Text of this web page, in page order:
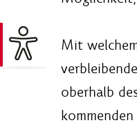
Mit
oberhalb